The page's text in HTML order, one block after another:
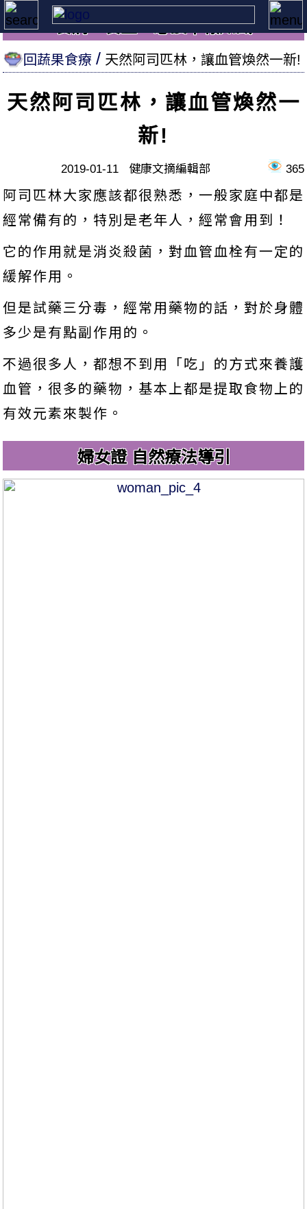
養病、養生，必讀本報知識
回蔬果食療 天然阿司匹林，讓血管煥然一新!
天然阿司匹林，讓血管煥然一
新!
2019-01-11 健康文摘編輯部 365
阿司匹林大家應該都很熟悉，一般家庭中都是
經常備有的，特別是老年人，經常會用到！
它的作用就是消炎殺菌，對血管血栓有一定的
緩解作用。
但是試藥三分毒，經常用藥物的話，對於身體
多少是有點副作用的。
不過很多人，都想不到用「吃」的方式來養護
血管，很多的藥物，基本上都是提取食物上的
有效元素來製作。
婦女證 自然療法導引